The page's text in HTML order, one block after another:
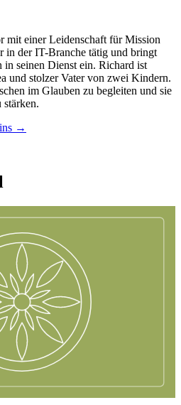
mit einer Leidenschaft für Mission
in der IT-Branche tätig und bringt
in seinen Dienst ein. Richard ist
und stolzer Vater von zwei Kindern.
im Glauben zu begleiten und sie
→